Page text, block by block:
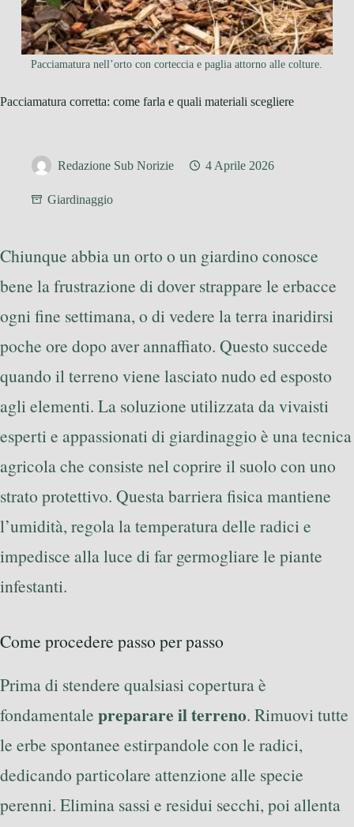
Pacciamatura nell’orto con corteccia e paglia attorno alle colture.
Pacciamatura corretta: come farla e quali materiali scegliere
Redazione Sub Norizie 4 Aprile 2026
Giardinaggio
Chiunque abbia un orto o un giardino conosce
bene la frustrazione di dover strappare le erbacce
ogni fine settimana, o di vedere la terra inaridirsi
poche ore dopo aver annaffiato. Questo succede
quando il terreno viene lasciato nudo ed esposto
agli elementi. La soluzione utilizzata da vivaisti
esperti e appassionati di giardinaggio è una tecnica
agricola che consiste nel coprire il suolo con uno
strato protettivo. Questa barriera fisica mantiene
l’umidità, regola la temperatura delle radici e
impedisce alla luce di far germogliare le piante
infestanti.
Come procedere passo per passo
Prima di stendere qualsiasi copertura è
fondamentale preparare il terreno. Rimuovi tutte
le erbe spontanee estirpandole con le radici,
dedicando particolare attenzione alle specie
perenni. Elimina sassi e residui secchi, poi allenta